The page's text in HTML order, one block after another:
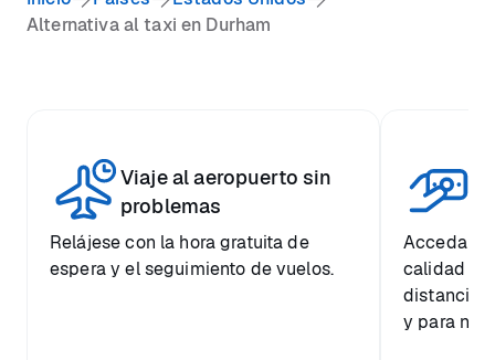
Alternativa al taxi en Durham
Viaje al aeropuerto sin
problemas
Relájese con la hora gratuita de
espera y el seguimiento de vuelos.
Acceda a
calidad a
distancia
y para